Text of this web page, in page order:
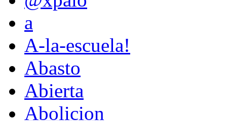
a
A-la-escuela!
Abasto
Abierta
Abolicion